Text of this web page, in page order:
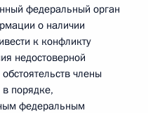
федеральный орган
о наличии
к конфликту
недостоверной
члены
в порядке,
федеральным